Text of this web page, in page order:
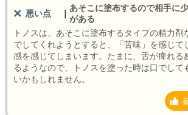
悪い点
あそこに塗布するので相手に
がある
トノスは、あそこに塗布するタイプの精力剤
でしてくれようとすると、「苦味」を感じて
感を感じてしまいます。たまに、舌が痺れる
るようなので、トノスを塗った時は口でして
いかもしれません。